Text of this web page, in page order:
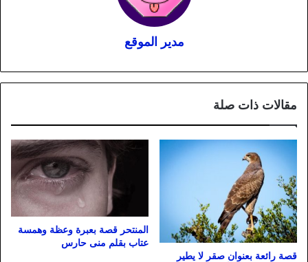
مدير الموقع
مقالات ذات صلة
قصة رائعة بعنوان صقر لا يطير
المنتحر قصة بعبرة وعظة وهمسة
عتاب بقلم منى حارس